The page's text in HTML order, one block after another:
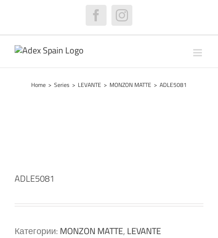
FacebookInstagram
Home > Series > LEVANTE > MONZON MATTE > ADLE5081
ADLE5081
Категории: MONZON MATTE, LEVANTE